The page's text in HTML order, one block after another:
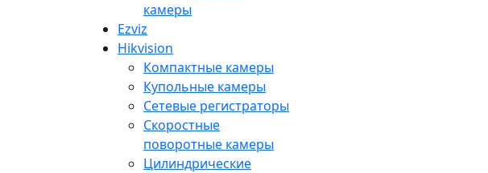
камеры
Ezviz
Hikvision
Компактные камеры
Купольные камеры
Сетевые регистраторы
Скоростные
поворотные камеры
Цилиндрические